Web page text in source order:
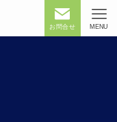
お問合せ MENU